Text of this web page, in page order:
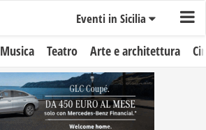
Eventi in Sicilia
Musica Teatro Arte e architettura